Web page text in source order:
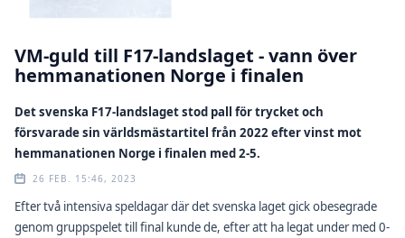
VM-guld till F17-landslaget - vann över
hemmanationen Norge i finalen
Det svenska F17-landslaget stod pall för trycket och
försvarade sin världsmästartitel från 2022 efter vinst mot
hemmanationen Norge i finalen med 2-5.
26 FEB. 15:46, 2023
Efter två intensiva speldagar där det svenska laget gick obesegrade
genom gruppspelet till final kunde de, efter att ha legat under med 0-